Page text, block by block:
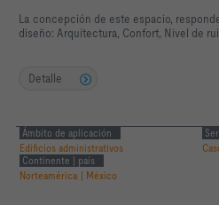
La concepción de este espacio,
diseño: Arquitectura, Confort, Nivel de
Detalle
Ámbito de aplicación
Edificios administrativos
Continente | país
Norteamérica | México